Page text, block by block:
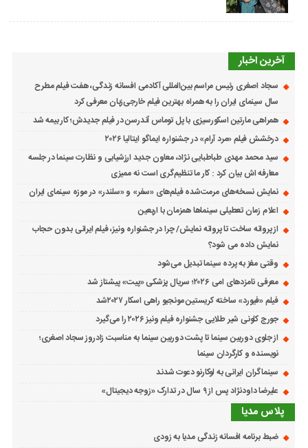
آخرین اخبار
سجاد اصغری رئیس مراسم بین‌المللی آکادمی افسانه زندگی، هفت فیلم مطرح
سال سینمای ایران را به همراه بهترین فیلم خارجی‌زبان معرفی کرد
همراهی مارتین اسکورسیزی با پل توماس ٱندرسن در فیلم جدیدش؛ کار بیمه شد
درخشش فیلم «مرد آرام» در جشنواره ایماگو ایتالیا ۲۰۲۶
سید محمد مهدی طباطبایی نژاد، معاون جدید ارزشیابی و نظارت سینما در جلسه
معارفه اش بیان کرد : کار ما تنظیم‌گری است نه ممیزی
نمایش نسخه‌های مرمت‌شده فیلم‌های «سفر» و «سلندر» در موزه سینمای ایران
اعلام زمان تعطیلی سینماها همزمان با اربعین
از پروانه ساخت تا پروانه نمایش/ چرا در جشنواره ونیز، فیلم ایرانی بدون حجاب
نمایش داده می شود؟
وقتی مغز به پرده سینما تبدیل می‌شود
معرفی نامزدهای امی ۲۰۲۶؛ سریال پزشکی «پیت» پیشتاز شد
فیلم «فیورد» ساخته کریستین مونجیو راهی اسکار ۲۰۲۷شد
جورج کلونی شیر طلایی جشنواره فیلم ونیز ۲۰۲۶ را می‌گیرد
از جلوی دوربین سینما تا پشت دوربین سینما به مناسبت زادروز سجاد اصغری؛
نویسنده و کارگردان سینما
سینماگران ایرانی به لوکارنو دعوت شدند
علیرضا داودنژاد پس از ۹ سال در تدارک «زوجه دیجیتال»
پلاس مدیا
ضبط برنامه افسانه زندگی مدیا به زودی